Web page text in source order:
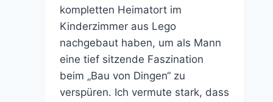
kompletten Heimatort im
Kinderzimmer aus Lego
nachgebaut haben, um als Mann
eine tief sitzende Faszination
beim „Bau von Dingen“ zu
verspüren. Ich vermute stark, dass